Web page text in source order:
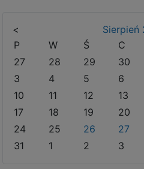
< Sierpień
P
W Ś C
27
28 29 30
3
4 5 6
10
11 12 13
17
18 19 20
24
25 26 27
31
1 2 3